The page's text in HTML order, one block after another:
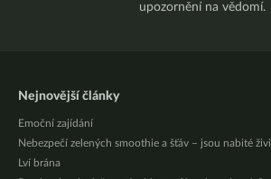
upozornění na vědomí.
Nejnovější články
Emoční zajídání
Nebezpečí zelených smoothie a šťáv – jsou nabité
Lví brána